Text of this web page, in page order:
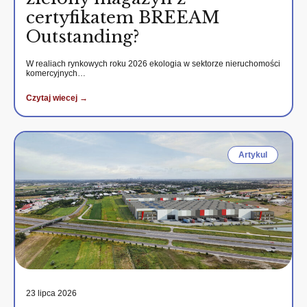
certyfikatem BREEAM
Outstanding?
W realiach rynkowych roku 2026 ekologia w sektorze nieruchomości
komercyjnych…
Czytaj wiecej →
Artykul
23 lipca 2026